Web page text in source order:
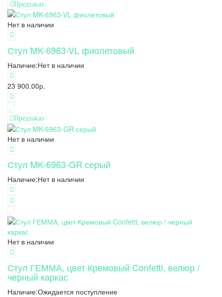
Предзаказ
Нет в наличии
Стул MK-6963-VL фиолетовый
Наличие:Нет в наличии
23 900.00р.
Предзаказ
Нет в наличии
Стул MK-6963-GR серый
Наличие:Нет в наличии
Нет в наличии
Стул ГЕММА, цвет Кремовый Confetti, велюр /
черный каркас
Наличие:Ожидается поступление